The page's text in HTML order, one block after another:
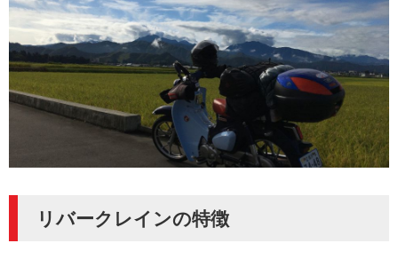
リバークレインの特徴